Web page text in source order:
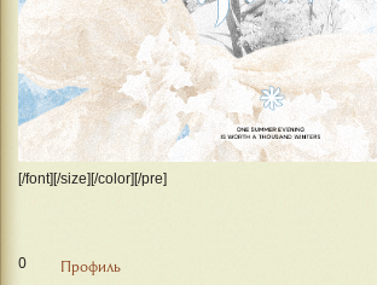
[/font][/size][/color][/pre]
0 Профиль